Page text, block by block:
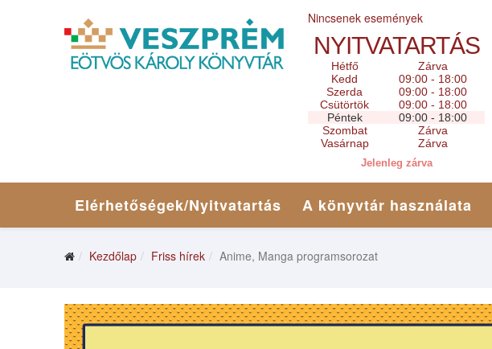
Nincsenek események
NYITVATARTÁS
Hétfő
Zárva
Kedd
09:00 - 18:00
Szerda
09:00 - 18:00
Csütörtök
09:00 - 18:00
Péntek
09:00 - 18:00
Szombat
Zárva
Vasárnap
Zárva
Jelenleg zárva
Elérhetőségek/Nyitvatartás A könyvtár használata
Kezdőlap Friss hírek Anime, Manga programsorozat